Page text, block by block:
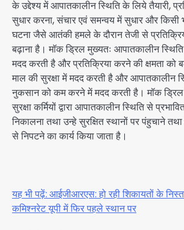
के उद्देश्य में आपातकालीन स्थिति के लिये तैयारी,
सुधार करना, संचार एवं समन्वय में सुधार और किसी
घटना जैसे आतंकी हमले के दौरान तेजी से
बढ़ाना है। मॉक ड्रिल मुख्यतः आपातकालीन
मदद करती है और प्रतिक्रिया करने की क्षमता को
माल की सुरक्षा में मदद करती है और आपातकालीन
नुकसान को कम करने में मदद करती है। मॉक ड्रिल
सुरक्षा कर्मियों द्वारा आपातकालीन स्थिति से
निकालना तथा उन्हे सुरक्षित स्थानों पर पंहुचाने
से निपटने का कार्य किया जाता है।
यह भी पढ़ें: आईजीआरएस: हो रही शिकायतों के
कमिश्नरेट यूपी में फिर पहले स्थान पर